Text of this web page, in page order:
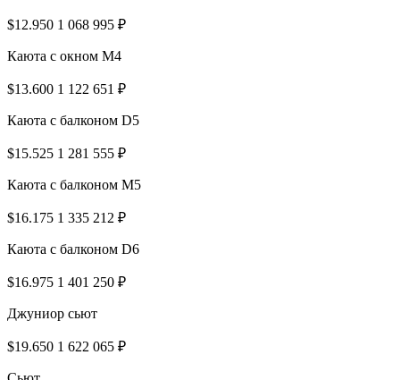
$12.950 1 068 995 ₽
Каюта с окном M4
$13.600 1 122 651 ₽
Каюта с балконом D5
$15.525 1 281 555 ₽
Каюта с балконом M5
$16.175 1 335 212 ₽
Каюта с балконом D6
$16.975 1 401 250 ₽
Джуниор сьют
$19.650 1 622 065 ₽